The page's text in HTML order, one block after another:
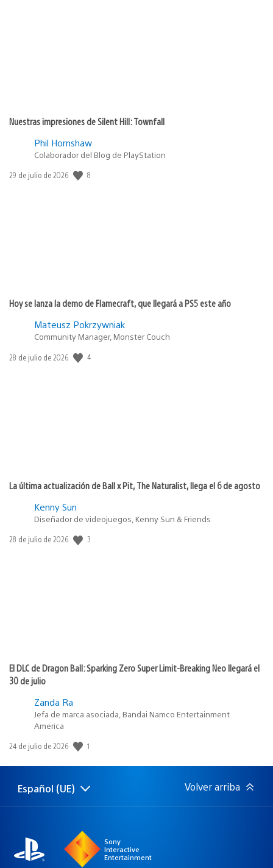
Nuestras impresiones de Silent Hill: Townfall
Phil Hornshaw
Colaborador del Blog de PlayStation
Fecha
29 de julio de 2026 8
Hoy se lanza la demo de Flamecraft, que llegará a PS5 este año
Mateusz Pokrzywniak
Community Manager, Monster Couch
Fecha
28 de julio de 2026 4
La última actualización de Ball x Pit, The Naturalist, llega el 6 de agosto
Kenny Sun
Diseñador de videojuegos, Kenny Sun & Friends
Fecha
28 de julio de 2026 3
El DLC de Dragon Ball: Sparking Zero Super Limit-Breaking Neo llegará el
30 de julio
Zanda Ra
Jefa de marca asociada, Bandai Namco Entertainment
America
Fecha
publicación:
24 de julio de 2026 1
Selecciona
una
Región
actual:
Español (UE) Volver arriba
Sony
Interactive
Entertainment